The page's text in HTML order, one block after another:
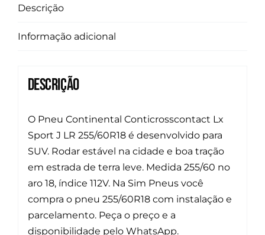
Descrição
Informação adicional
Descrição
O Pneu Continental Conticrosscontact Lx
Sport J LR 255/60R18 é desenvolvido para
SUV. Rodar estável na cidade e boa tração
em estrada de terra leve. Medida 255/60 no
aro 18, índice 112V. Na Sim Pneus você
compra o pneu 255/60R18 com instalação e
parcelamento. Peça o preço e a
disponibilidade pelo WhatsApp.